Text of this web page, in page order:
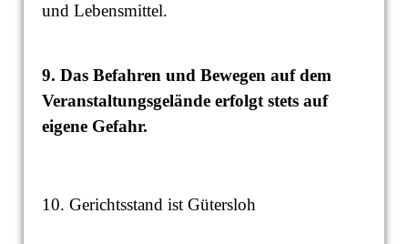
und Lebensmittel.
9. Das Befahren und Bewegen auf dem
Veranstaltungsgelände erfolgt stets auf
eigene Gefahr.
10. Gerichtsstand ist Gütersloh